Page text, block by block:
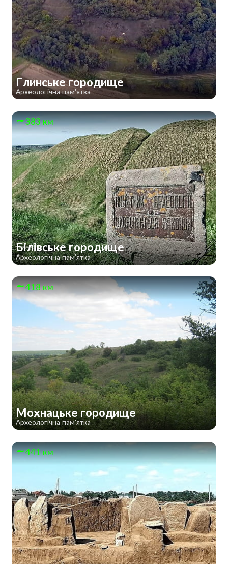
Глинське городище
Археологічна пам'ятка
383 км
Білівське городище
Археологічна пам'ятка
418 км
Мохнацьке городище
Археологічна пам'ятка
441 км